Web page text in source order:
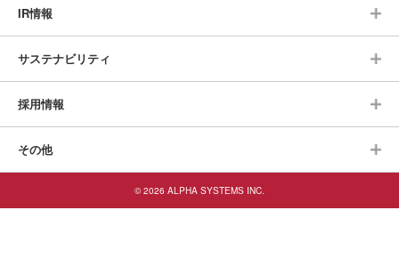
IR情報
サステナビリティ
採用情報
その他
© 2026 ALPHA SYSTEMS INC.